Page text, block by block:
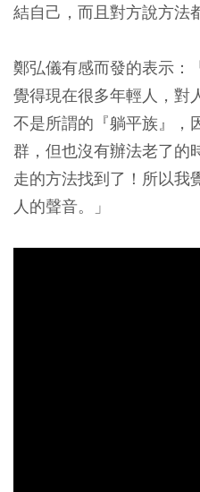
結自己，而且對方說方法
鄭弘儀有感而發的表示：
覺得現在很多年輕人，對
不是所謂的『躺平族』，
群，但也沒有辦法老了的
走的方法找到了！所以我
人的聲音。」